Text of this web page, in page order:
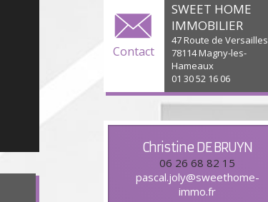
Contact
SWEET HOME
IMMOBILIER
47 Route de Versailles
78114 Magny-les-
Hameaux
01 30 52 16 06
Christine DE BRUYN
06 26 68 82 15
pascal.joly@sweethome-
immo.fr